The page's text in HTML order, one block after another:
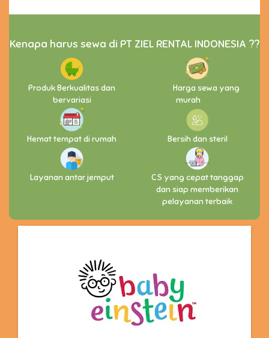
Kenapa harus sewa di PT ZIEL RENTAL INDONESIA ??
Produk Berkualitas dan
bervariasi
Harga sewa yang
murah
Hemat tempat di rumah Bersih dan steril
Layanan antar jemput
CS yang cepat tanggap
dan siap memberikan
pelayanan terbaik